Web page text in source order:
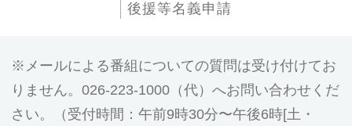
後援等名義申請
メールによる番組についての質問は受け付けてお
りません。026-223-1000（代）へお問い合わせくだ
さい。（受付時間：午前9時30分〜午後6時[土・